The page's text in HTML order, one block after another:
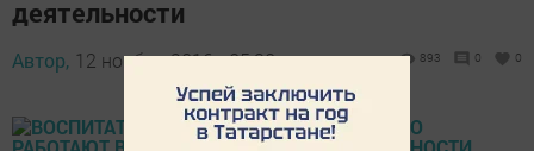
деятельности
Автор, 12 ноября 2016 - 05:30 893 0 0